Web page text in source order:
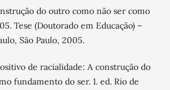
do outro como não ser como
Tese (Doutorado em Educação) –
São Paulo, 2005.
de racialidade: A construção do
fundamento do ser. 1. ed. Rio de